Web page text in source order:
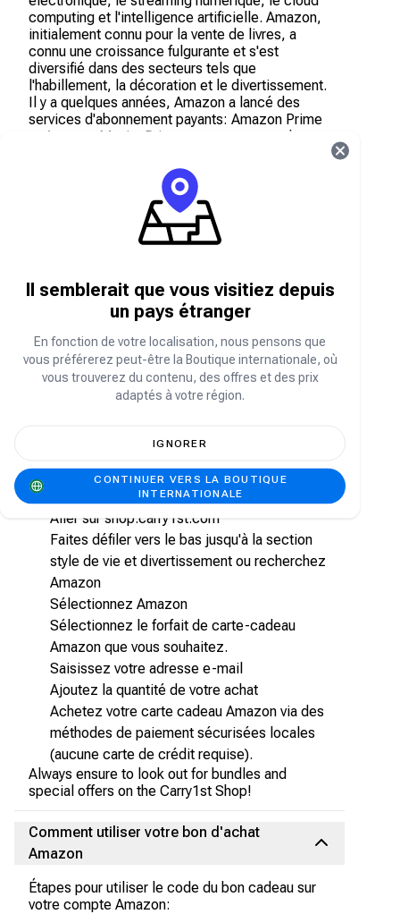
computing et l'intelligence artificielle. Amazon,
initialement connu pour la vente de livres, a
connu une croissance fulgurante et s'est
diversifié dans des secteurs tels que
l'habillement, la décoration et le divertissement.
Il y a quelques années, Amazon a lancé des
services d'abonnement payants: Amazon Prime
et Amazon Music. Prime permet aux membres
monde entier, tandis qu'Amazon Music leur
permet d'écouter de la musique et de regarder
des vidéos en streaming moyennant un
abonnement mensuel ou annuel.
Carry1st Shop propose des cartes cadeaux
Amazon à prix avantageux. Nous acceptons les
paiements sécurisés locaux, comme PayPal,
Chipper, les cryptomonnaies, les virements
bancaires et bien plus encore. Profitez
également de nos promotions et offres
Amazon sur la boutique Carry1st
Aller sur shop.carry1st.com
Faites défiler vers le bas jusqu'à la section
style de vie et divertissement ou recherchez
Amazon
Sélectionnez Amazon
Sélectionnez le forfait de carte-cadeau
Amazon que vous souhaitez.
Saisissez votre adresse e-mail
Ajoutez la quantité de votre achat
Achetez votre carte cadeau Amazon via des
méthodes de paiement sécurisées locales
(aucune carte de crédit requise).
Always ensure to look out for bundles and
special offers on the Carry1st Shop!
Comment utiliser votre bon d'achat
Amazon
Étapes pour utiliser le code du bon cadeau sur
votre compte Amazon:
Il semblerait que vous visitiez depuis
un pays étranger
En fonction de votre localisation, nous pensons que
vous préférerez peut-être la Boutique internationale, où
vous trouverez du contenu, des offres et des prix
adaptés à votre région.
IGNORER
CONTINUER VERS LA BOUTIQUE
INTERNATIONALE